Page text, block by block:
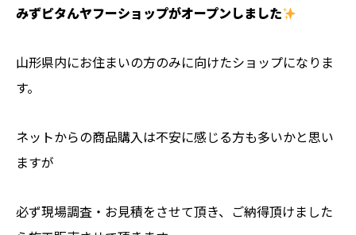
みずピタんヤフーショップがオープンしました
山形県内にお住まいの方のみに向けたショップになりま
す。
ネットからの商品購入は不安に感じる方も多いかと思い
ますが
必ず現場調査・お見積をさせて頂き、ご納得頂けました